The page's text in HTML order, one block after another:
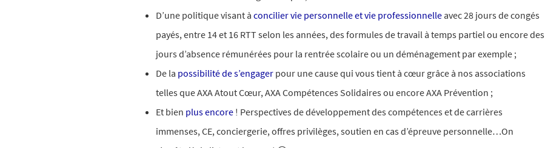
D’une politique visant à concilier vie personnelle et vie professionnelle avec 28 jours de congés
payés, entre 14 et 16 RTT selon les années, des formules de travail à temps partiel ou encore des
jours d’absence rémunérées pour la rentrée scolaire ou un déménagement par exemple ;
De la possibilité de s’engager pour une cause qui vous tient à cœur grâce à nos associations
telles que AXA Atout Cœur, AXA Compétences Solidaires ou encore AXA Prévention ;​
Et bien plus encore ! Perspectives de développement des compétences et de carrières
immenses, CE, conciergerie, offres privilèges, soutien en cas d’épreuve personnelle…On